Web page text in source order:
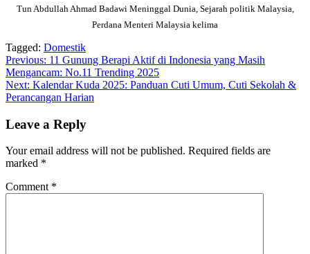
Tun Abdullah Ahmad Badawi Meninggal Dunia, Sejarah politik Malaysia​,
Perdana Menteri Malaysia kelima​
Tagged: Domestik
Post
navigation
Previous: 11 Gunung Berapi Aktif di Indonesia yang Masih
Mengancam: No.11 Trending 2025
Next: Kalendar Kuda 2025: Panduan Cuti Umum, Cuti Sekolah &
Perancangan Harian
Leave a Reply
Your email address will not be published. Required fields are
marked *
Comment *